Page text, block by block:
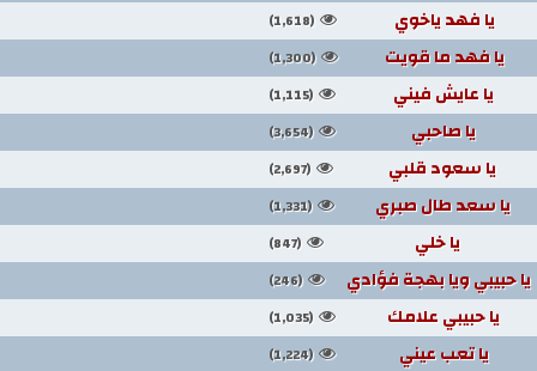
يا فهد ياخوي (1,618)
يا فهد ما قويت (1,300)
يا عايش فيني (1,115)
يا صاحبي (3,654)
يا سعود قلبي (2,697)
يا سعد طال صبري (1,331)
يا خلي (847)
يا حبيبي ويا بهجة فؤادي (246)
يا حبيبي علامك (1,035)
يا تعب عيني (1,224)